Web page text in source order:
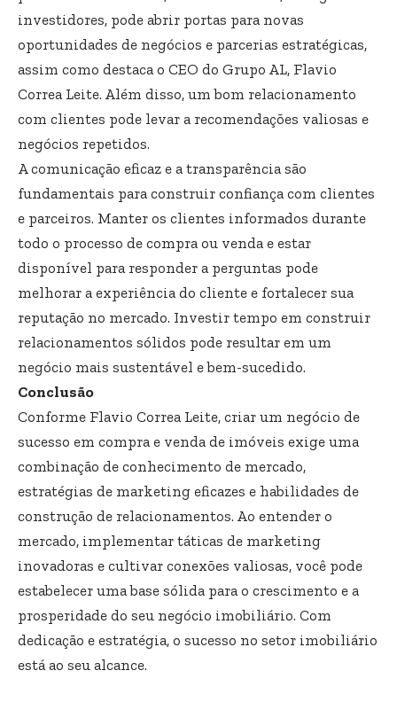
investidores, pode abrir portas para novas
oportunidades de negócios e parcerias estratégicas,
assim como destaca o CEO do Grupo AL, Flavio
Correa Leite. Além disso, um bom relacionamento
com clientes pode levar a recomendações valiosas e
negócios repetidos.
A comunicação eficaz e a transparência são
fundamentais para construir confiança com clientes
e parceiros. Manter os clientes informados durante
todo o processo de compra ou venda e estar
disponível para responder a perguntas pode
melhorar a experiência do cliente e fortalecer sua
reputação no mercado. Investir tempo em construir
relacionamentos sólidos pode resultar em um
negócio mais sustentável e bem-sucedido.
Conclusão
Conforme Flavio Correa Leite, criar um negócio de
sucesso em compra e venda de imóveis exige uma
combinação de conhecimento de mercado,
estratégias de marketing eficazes e habilidades de
construção de relacionamentos. Ao entender o
mercado, implementar táticas de marketing
inovadoras e cultivar conexões valiosas, você pode
estabelecer uma base sólida para o crescimento e a
prosperidade do seu negócio imobiliário. Com
dedicação e estratégia, o sucesso no setor imobiliário
está ao seu alcance.